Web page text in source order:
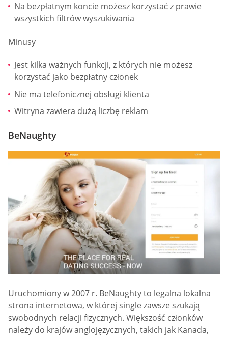
Na bezpłatnym koncie możesz korzystać z prawie
wszystkich filtrów wyszukiwania
Minusy
Jest kilka ważnych funkcji, z których nie możesz
korzystać jako bezpłatny członek
Nie ma telefonicznej obsługi klienta
Witryna zawiera dużą liczbę reklam
BeNaughty
Uruchomiony w 2007 r. BeNaughty to legalna lokalna
strona internetowa, w której single zawsze szukają
swobodnych relacji fizycznych. Większość członków
należy do krajów anglojęzycznych, takich jak Kanada,